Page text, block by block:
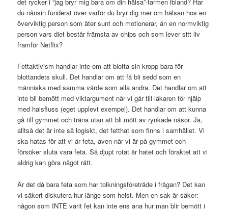
du nånsin funderat över varför du bryr dig mer om hälsan hos en
överviktig person som äter sunt och motionerar, än en normviktig
person vars diet består främsta av chips och som lever sitt liv
framför Netflix?
Fettaktivism handlar inte om att blotta sin kropp bara för
blottandets skull. Det handlar om att få bli sedd som en
människa med samma värde som alla andra. Det handlar om att
inte bli bemött med viktargument när vi går till läkaren för hjälp
med halsfluss (eget upplevt exempel). Det handlar om att kunna
gå till gymmet och träna utan att bli mött av rynkade näsor. Ja,
alltså det är inte så logiskt, det fetthat som finns i samhället. Vi
ska hatas för att vi är feta, även när vi är på gymmet och
försöker sluta vara feta. Så djupt rotat är hatet och föraktet att vi
aldrig kan göra något rätt.
Är det då bara feta som har tolkningsföreträde i frågan? Det kan
vi säkert diskutera hur länge som helst. Men en sak är säker:
någon som INTE varit fet kan inte ens ana hur man blir bemött i